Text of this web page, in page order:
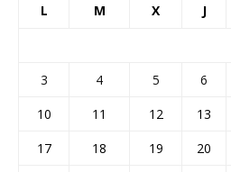
L M X J
3
4 5 6
10
11 12 13
17
18 19 20